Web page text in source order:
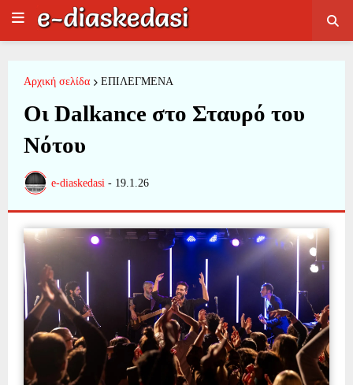
Αρχική σελίδα ΕΠΙΛΕΓΜΕΝΑ
Οι Dalkance στο Σταυρό του
Νότου
e-diaskedasi - 19.1.26